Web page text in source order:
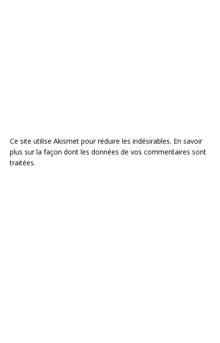
Ce site utilise Akismet pour réduire les indésirables. En savoir
plus sur la façon dont les données de vos commentaires sont
traitées.